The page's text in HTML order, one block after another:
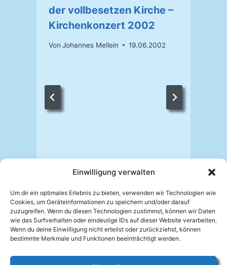
Einwilligung verwalten
Um dir ein optimales Erlebnis zu bieten, verwenden wir Technologien wie
Cookies, um Geräteinformationen zu speichern und/oder darauf
zuzugreifen. Wenn du diesen Technologien zustimmst, können wir Daten
wie das Surfverhalten oder eindeutige IDs auf dieser Website verarbeiten.
Wenn du deine Einwilligung nicht erteilst oder zurückziehst, können
bestimmte Merkmale und Funktionen beeinträchtigt werden.
der vollbesetzen Kirche –
Kirchenkonzert 2002
Von Johannes Mellein 19.06.2002